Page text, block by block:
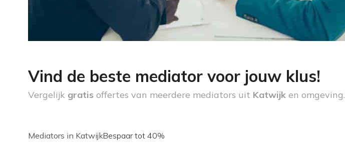
Vind de beste mediator voor jouw klus!
Vergelijk gratis offertes van meerdere mediators uit Katwijk en omgeving.
Mediators in KatwijkBespaar tot 40%